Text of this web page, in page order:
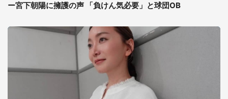
ー宮下朝陽に擁護の声 「負けん気必要」と球団OB